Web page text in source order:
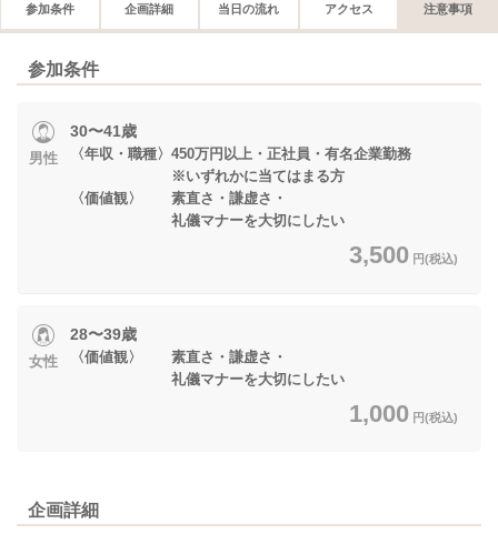
参加条件 企画詳細 当日の流れ アクセス 注意事項
参加条件
男性
30〜41歳
〈年収・職種〉450万円以上・正社員・有名企業勤務
※いずれかに当てはまる方
〈価値観〉 素直さ・謙虚さ・
礼儀マナーを大切にしたい
3,500 円(税込)
女性
28〜39歳
〈価値観〉 素直さ・謙虚さ・
礼儀マナーを大切にしたい
1,000 円(税込)
企画詳細